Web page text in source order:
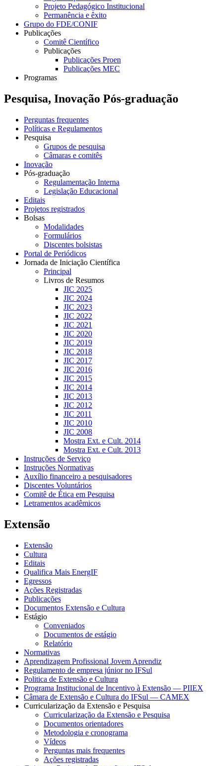
Projeto Pedagógico Institucional
Permanência e êxito
Grupo do FDE/CONIF
Publicações
Comitê Científico
Publicações
Publicações Proen
Publicações MEC
Programas
Pesquisa, Inovação Pós-graduação
Perguntas frequentes
Políticas e Regulamentos
Pesquisa
Grupos de pesquisa
Câmaras e comitês
Inovação
Pós-graduação
Regulamentação Interna
Legislação Educacional
Editais
Projetos registrados
Bolsas
Modalidades
Formulários
Discentes bolsistas
Portal de Periódicos
Jornada de Iniciação Científica
Principal
Livros de Resumos
JIC 2025
JIC 2024
JIC 2023
JIC 2022
JIC 2021
JIC 2020
JIC 2019
JIC 2018
JIC 2017
JIC 2016
JIC 2015
JIC 2014
JIC 2013
JIC 2012
JIC 2011
JIC 2010
JIC 2008
Mostra Ext. e Cult. 2014
Mostra Ext. e Cult. 2013
Instruções de Serviço
Instruções Normativas
Auxílio financeiro a pesquisadores
Discentes Voluntários
Comitê de Ética em Pesquisa
Letramentos acadêmicos
Extensão
Extensão
Cultura
Editais
Qualifica Mais EnergIF
Egressos
Ações Registradas
Publicações
Documentos Extensão e Cultura
Estágio
Conveniados
Documentos de estágio
Relatório
Normativas
Aprendizagem Profissional Jovem Aprendiz
Regulamento de empresa júnior no IFSul
Politica de Extensão e Cultura
Programa Institucional de Incentivo à Extensão — PIIEX
Câmara de Extensão e Cultura do IFSul — CAMEX
Curricularização da Extensão e Pesquisa
Curricularização da Extensão e Pesquisa
Documentos orientadores
Metodologia e cronograma
Vídeos
Perguntas mais frequentes
Ações registradas